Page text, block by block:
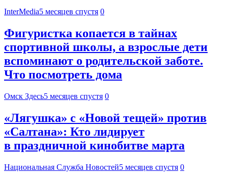
InterMedia5 месяцев спустя 0
Фигуристка копается в тайнах
спортивной школы, а взрослые дети
вспоминают о родительской заботе.
Что посмотреть дома
Омск Здесь5 месяцев спустя 0
«Лягушка» с «Новой тещей» против
«Салтана»: Кто лидирует
в праздничной кинобитве марта
Национальная Служба Новостей5 месяцев спустя 0